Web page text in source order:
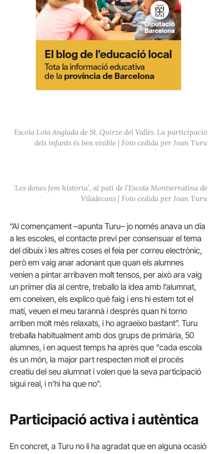
Escola Lola Anglada de St. Quirze del Vallès. La participació
dels infants és ben visible | Foto cedida per Joan Turu
‘Les dones fem història’, al pati de l’Escola Montserratina de
Viladecans | Foto cedida per Joan Turu
“Al començament –apunta Turu– jo només anava un dia
a les escoles, el contacte previ per consensuar el tema
del dibuix i les altres coses el feia per correu electrònic,
però em vaig anar adonant que quan els alumnes
venien a pintar arribaven molt tensos, per això ara vaig
un primer dia al centre, treballo la idea amb l’alumnat,
em coneixen, els explico què faig i ens hi estem tot el
matí, veuen el meu tarannà i després quan hi torno
arriben molt més relaxats, i ho agraeixo bastant”. Turu
treballa habitualment amb dos grups de primària, 50
alumnes, i en aquest temps ha après que “cada escola
és un món, la major part respecten molt el procés
creatiu del seu alumnat i volen que la seva participació
sigui real, i n’hi ha que no”.
Participació activa i autèntica
En concret, a Turu no li ha agradat que en alguna ocasió